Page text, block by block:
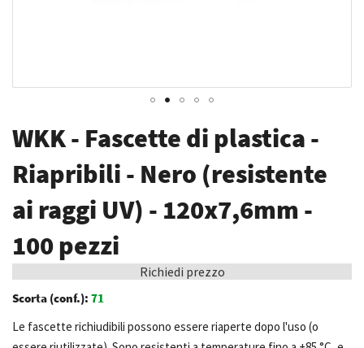
all'inizio
della
galleria
di
immagini
WKK - Fascette di plastica -
Riapribili - Nero (resistente
ai raggi UV) - 120x7,6mm -
100 pezzi
Richiedi prezzo
Scorta (conf.): 71
Le fascette richiudibili possono essere riaperte dopo l'uso (o